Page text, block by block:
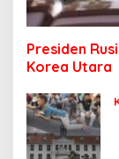
Presiden
Korea Utara